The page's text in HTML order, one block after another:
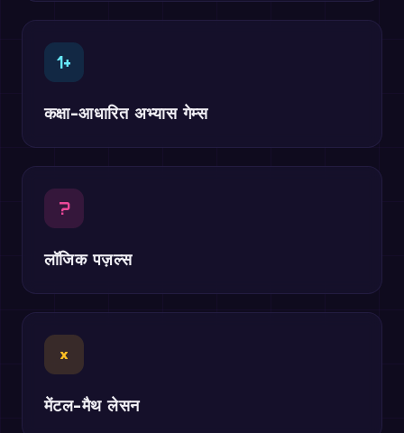
1+
कक्षा-आधारित अभ्यास गेम्स
?
लॉजिक पज़ल्स
×
मेंटल-मैथ लेसन